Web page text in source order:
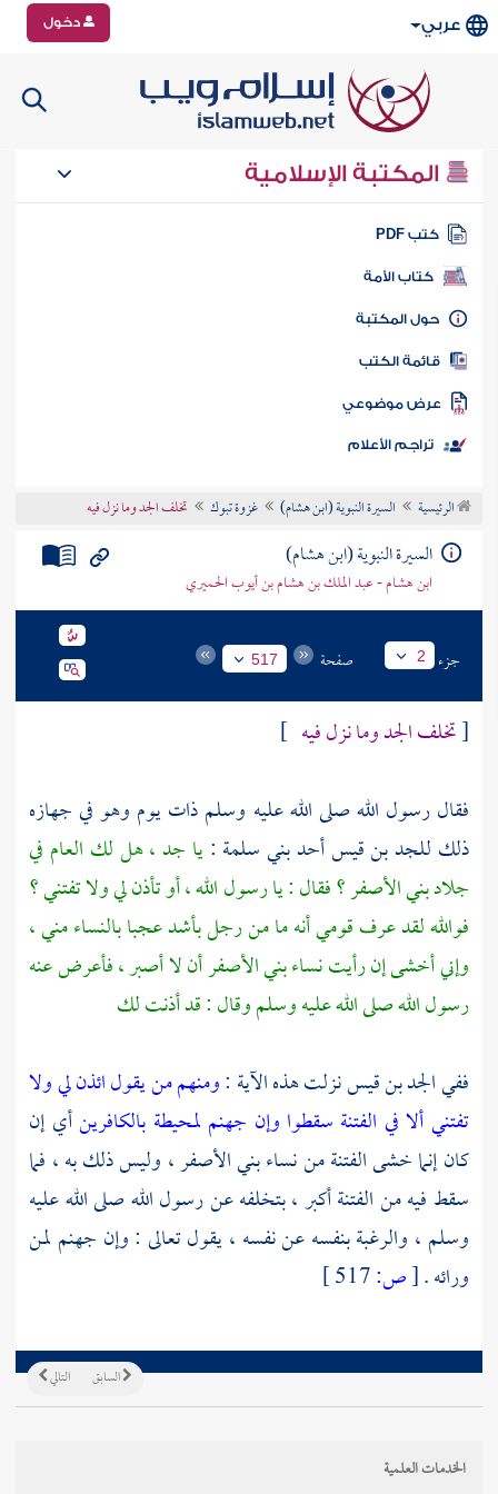
عربي دخول
المكتبة الإسلامية
كتب PDF
كتاب الأمة
المكتبة
الكتب
موضوعي
تراجم الأعلام
الرئيسية السيرة النبوية (ابن هشام) غزوة تبوك تخلف الجد وما نزل فيه
السيرة النبوية (ابن هشام)
ابن هشام - عبد الملك بن هشام بن أيوب الحميري
جزء 2 صفحة 517
[تخلفالجدوما نزل فيه ]
فقال رسول الله صلى الله عليه وسلم ذات يوم وهو في جهازه
ذلك للجد بن قيسأحدبني سلمة :يا جد ، هل لك العام في
جلادبني الأصفر؟ فقال : يا رسول الله ، أو تأذن لي ولا تفتني ؟
فوالله لقد عرف قومي أنه ما من رجل بأشد عجبا بالنساء مني ،
وإني أخشى إن رأيت نساءبني الأصفرأن لا أصبر ، فأعرض عنه
رسول الله صلى الله عليه وسلم وقال : قد أذنت لك
ففيالجد بن قيسنزلت هذه الآية :ومنهم من يقول ائذن لي ولا
تفتني ألا في الفتنة سقطوا وإن جهنم لمحيطة بالكافرينأي إن
كان إنما خشى الفتنة من نساءبني الأصفر، وليس ذلك به ، فما
سقط فيه من الفتنة أكبر ، بتخلفه عن رسول الله صلى الله عليه
وسلم ، والرغبة بنفسه عن نفسه ، يقول تعالى : وإن جهنم لمن
ورائه .[ص:
التالي السابق
الخدمات العلمية